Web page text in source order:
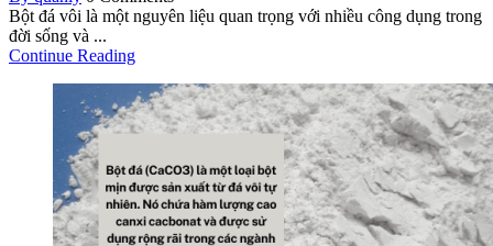
Bột đá vôi là một nguyên liệu quan trọng với nhiều công dụng trong
đời sống và ...
Continue Reading